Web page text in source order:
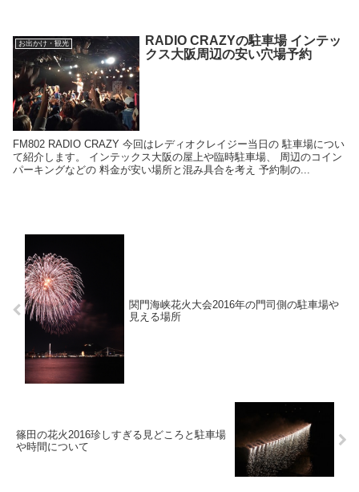
お出かけ・観光
RADIO CRAZYの駐車場 インテッ
クス大阪周辺の安い穴場予約
FM802 RADIO CRAZY 今回はレディオクレイジー当日の 駐車場につい
て紹介します。 インテックス大阪の屋上や臨時駐車場、 周辺のコイン
パーキングなどの 料金が安い場所と混み具合を考え 予約制の...
関門海峡花火大会2016年の門司側の駐車場や
見える場所
篠田の花火2016珍しすぎる見どころと駐車場
や時間について